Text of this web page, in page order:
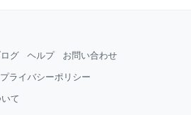
グ ヘルプ お問い合わせ
プライバシーポリシー
て